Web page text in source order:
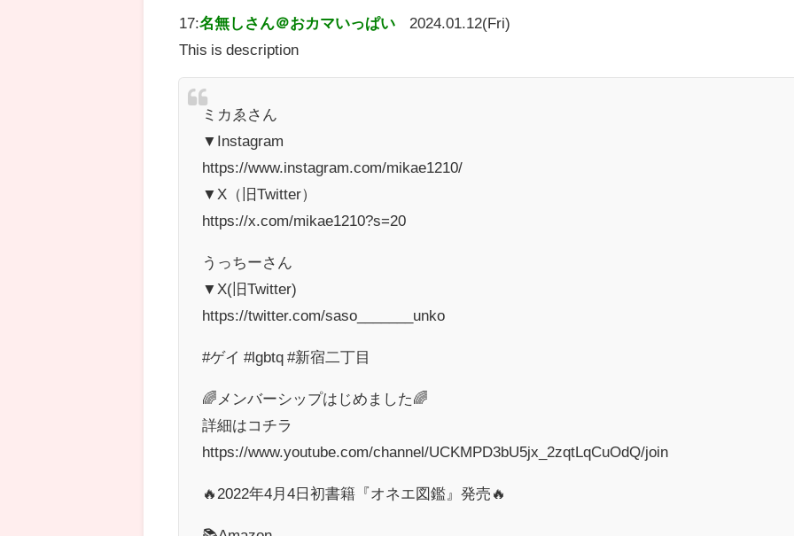
17:名無しさん＠おカマいっぱい
2024.01.12(Fri)
This is description
ミカゑさん
▼Instagram
https://www.instagram.com/mikae1210/
▼X（旧Twitter）
https://x.com/mikae1210?s=20
うっちーさん
▼X(旧Twitter)
https://twitter.com/saso_______unko
#ゲイ #lgbtq #新宿二丁目
🌈メンバーシップはじめました🌈
詳細はコチラ
https://www.youtube.com/channel/UCKMPD3bU5jx_2zqtLqCuOdQ/join
🔥2022年4月4日初書籍『オネエ図鑑』発売🔥